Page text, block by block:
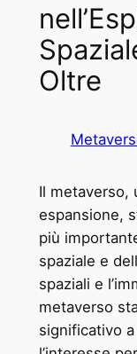
Oltre
Il metaverso,
espansione,
più
spaziale e
spaziali e
metaverso
significativo